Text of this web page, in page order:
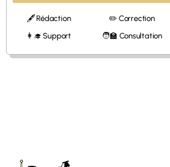
🖋 Rédaction ✏️ Correction
👩‍🎓 Support
🧑‍🏫 Consultation